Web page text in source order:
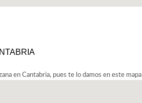
en Cantabria, pues te lo damos en este mapa